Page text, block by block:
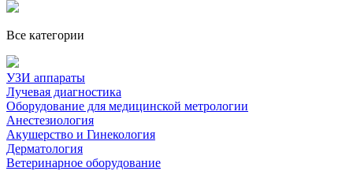
Все категории
УЗИ аппараты
Лучевая диагностика
Оборудование для медицинской метрологии
Анестезиология
Акушерство и Гинекология
Дерматология
Ветеринарное оборудование